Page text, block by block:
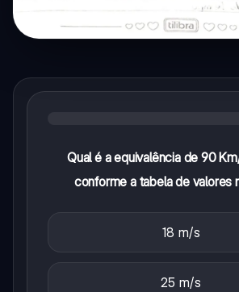
Qual é a equivalência de 90
conforme a tabela de valores
18 m/s
25 m/s